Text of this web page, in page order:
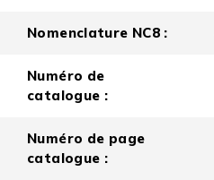
Nomenclature NC8 :
Numéro de
catalogue :
Numéro de page
catalogue :